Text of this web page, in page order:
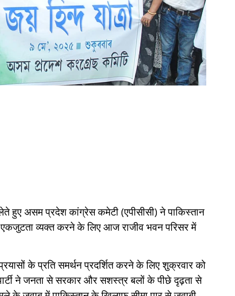
हुए असम प्रदेश कांग्रेस कमेटी (एपीसीसी) ने पाकिस्तान
व्यक्त करने के लिए आज राजीव भवन परिसर में
के प्रति समर्थन प्रदर्शित करने के लिए शुक्रवार को
ने जनता से सरकार और सशस्त्र बलों के पीछे दृढ़ता से